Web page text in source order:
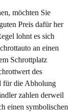
möchten Sie
Preis dafür her
lohnt es sich
an einen
Schrottplatz
des
für die Abholung
zahlen derweil
einen symbolischen